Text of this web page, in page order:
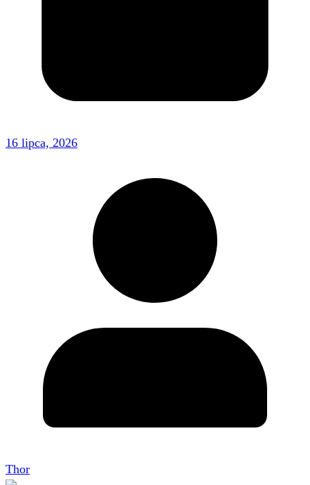
16 lipca, 2026
Thor